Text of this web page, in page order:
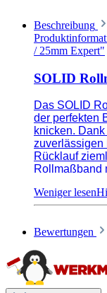
Beschreibung
/ 25mm Expert"
SOLID
Das SOLID
der perfekten
knicken.
zuverlässigen
Rücklauf
Rollmaßband
Unterseite
Maßband
geschützt.
Perfekte
Bewertungen